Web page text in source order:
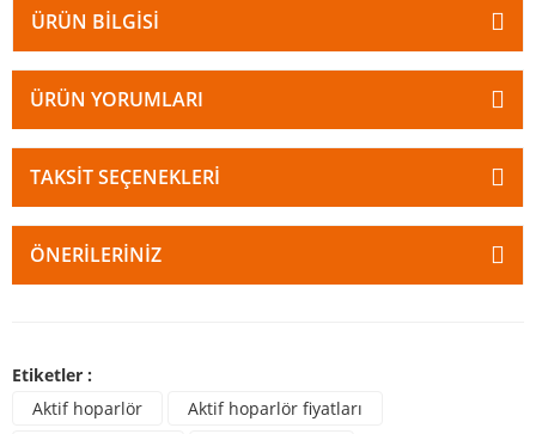
ÜRÜN BILGISI
ÜRÜN YORUMLARI
TAKSIT SEÇENEKLERI
ÖNERILERINIZ
Etiketler :
Aktif hoparlör
Aktif hoparlör fiyatları